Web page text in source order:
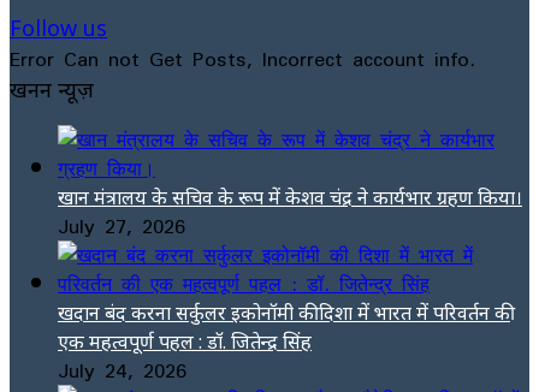
Follow us
Error Can not Get Posts, Incorrect account info.
खनन न्यूज़
खान मंत्रालय के सचिव के रूप में केशव चंद्र ने कार्यभार ग्रहण किया।
July 27, 2026
खदान बंद करना सर्कुलर इकोनॉमी की दिशा में भारत में परिवर्तन की
एक महत्वपूर्ण पहल : डॉ. जितेन्द्र सिंह
July 24, 2026